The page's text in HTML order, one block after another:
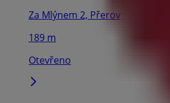
Za Mlýnem 2, Přerov
189 m
Otevřeno